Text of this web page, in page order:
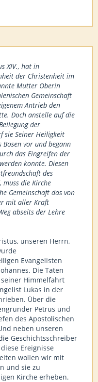
XIV., hat in
der Christenheit im
Mutter Oberin
Gemeinschaft
Antrieb den
Doch anstelle auf die
der
sie Seiner Heiligkeit
Bösen vor und begann
das Eingreifen der
konnte. Diesen
des
muss die Kirche
Gemeinschaft das von
mit aller Kraft
abseits der Lehre
unseren Herrn,
Evangelisten
Die Taten
Himmelfahrt
Lukas in der
Über die
Petrus und
des Apostolischen
neben unseren
Geschichtsschreiber
Ereignisse
wollen wir mit
und sie zu
Kirche erheben.